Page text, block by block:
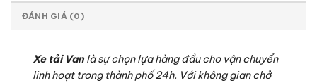
ĐÁNH GIÁ (0)
Xe tải Van là sự chọn lựa hàng đầu cho vận chuyển
linh hoạt trong thành phố 24h. Với không gian chở